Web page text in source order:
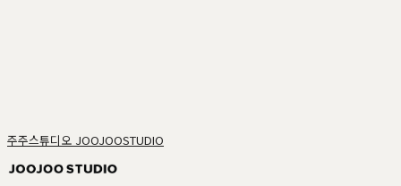
주주스튜디오 JOOJOOSTUDIO